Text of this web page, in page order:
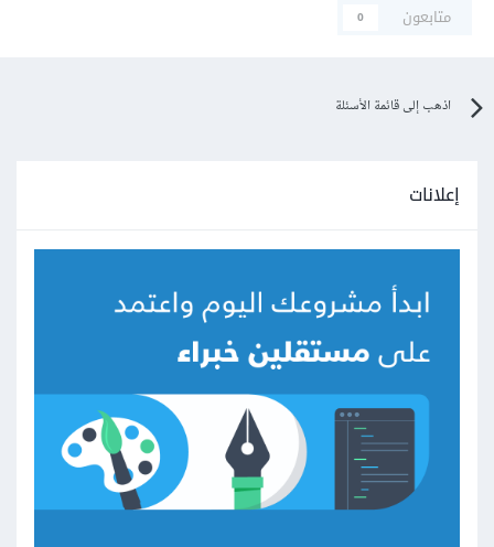
متابعون
0
اذهب إلى قائمة الأسئلة
إعلانات